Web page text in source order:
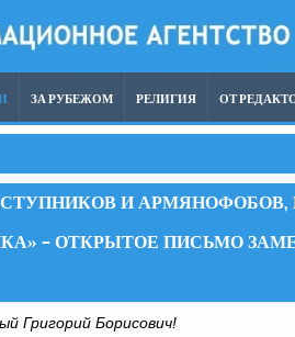
ЗА РУБЕЖОМ РЕЛИГИЯ ОТ
И АРМЯНОФОБОВ,
– ОТКРЫТОЕ ПИСЬМО
Григорий Борисович!